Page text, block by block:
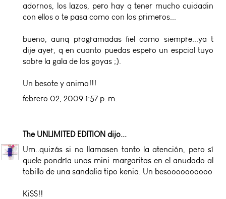
adornos, los lazos, pero hay q tener mucho cuidadin
con ellos o te pasa como con los primeros...
bueno, aunq programadas fiel como siempre...ya t
dije ayer, q en cuanto puedas espero un espcial tuyo
sobre la gala de los goyas ;).
Un besote y animo!!!
febrero 02, 2009 1:57 p. m.
The UNLIMITED EDITION dijo...
Um..quizás si no llamasen tanto la atención, pero sí
quele pondría unas mini margaritas en el anudado al
tobillo de una sandalia tipo kenia. Un besoooooooooo
KiSS!!